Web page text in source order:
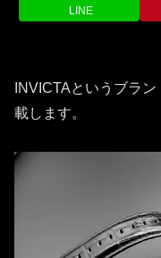
LINE
INVICTAというブラ
載します。